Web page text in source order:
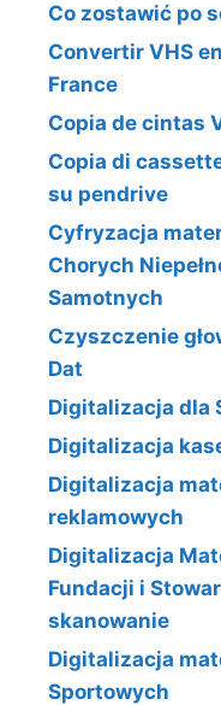
Co zostawić po
Convertir VHS
France
Copia de cintas
Copia di
su pendrive
Cyfryzacja
Chorych
Samotnych
Czyszczenie
Dat
Digitalizacja dla
Digitalizacja
Digitalizacja
reklamowych
Digitalizacja
Fundacji i
skanowanie
Digitalizacja
Sportowych